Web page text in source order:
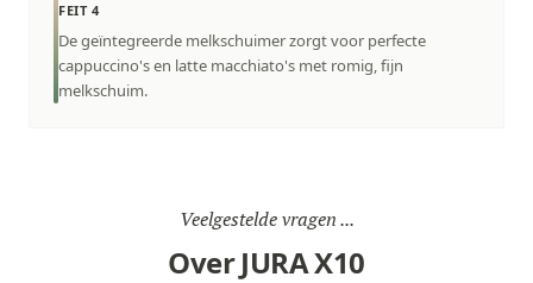
FEIT 4
De geïntegreerde melkschuimer zorgt voor perfecte
cappuccino's en latte macchiato's met romig, fijn
melkschuim.
Veelgestelde vragen ...
Over JURA X10